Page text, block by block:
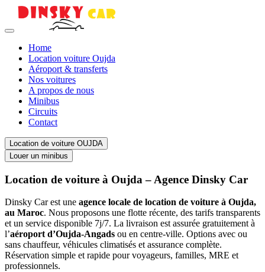
Home
Location voiture Oujda
Aéroport & transferts
Nos voitures
A propos de nous
Minibus
Circuits
Contact
Location de voiture OUJDA
Louer un minibus
Location de voiture à Oujda – Agence Dinsky Car
Dinsky Car est une agence locale de location de voiture à Oujda,
au Maroc. Nous proposons une flotte récente, des tarifs transparents
et un service disponible 7j/7. La livraison est assurée gratuitement à
l’aéroport d’Oujda-Angads ou en centre-ville. Options avec ou
sans chauffeur, véhicules climatisés et assurance complète.
Réservation simple et rapide pour voyageurs, familles, MRE et
professionnels.